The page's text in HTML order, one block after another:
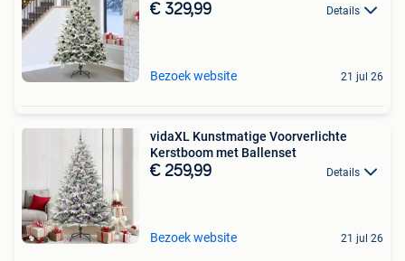
€ 329,99 Details
Bezoek website 21 jul 26
vidaXL Kunstmatige Voorverlichte
Kerstboom met Ballenset
€ 259,99 Details
Bezoek website 21 jul 26